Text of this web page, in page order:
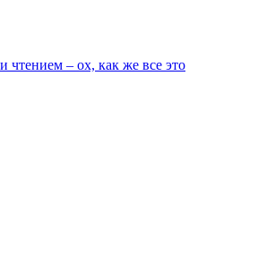
чтением – ох, как же все это